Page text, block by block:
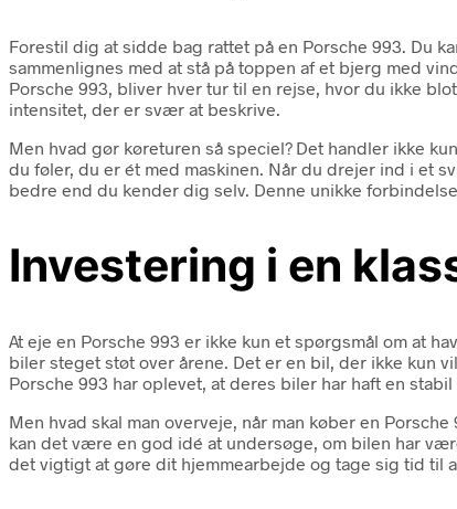
Forestil dig at sidde bag rattet på en Porsche 993. Du
sammenlignes med at stå på toppen af et bjerg med
Porsche 993, bliver hver tur til en rejse, hvor du ikke
intensitet, der er svær at beskrive.
Men hvad gør køreturen så speciel? Det handler ikke
du føler, du er ét med maskinen. Når du drejer ind i et
bedre end du kender dig selv. Denne unikke
Investering i en
At eje en Porsche 993 er ikke kun et spørgsmål om at
biler steget støt over årene. Det er en bil, der ikke kun
Porsche 993 har oplevet, at deres biler har haft en
Men hvad skal man overveje, når man køber en
kan det være en god idé at undersøge, om bilen har
det vigtigt at gøre dit hjemmearbejde og tage sig tid til